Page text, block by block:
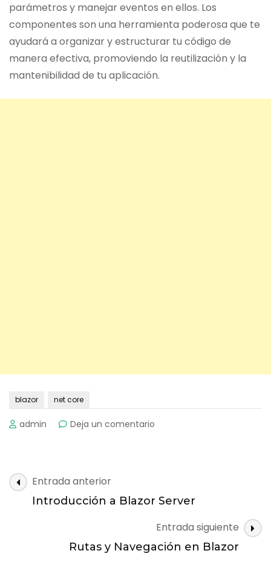
parámetros y manejar eventos en ellos. Los
componentes son una herramienta poderosa que te
ayudará a organizar y estructurar tu código de
manera efectiva, promoviendo la reutilización y la
mantenibilidad de tu aplicación.
blazor net core
admin Deja un comentario
Navegación
de
Entrada anterior
Introducción a Blazor Server
Entrada siguiente
Rutas y Navegación en Blazor